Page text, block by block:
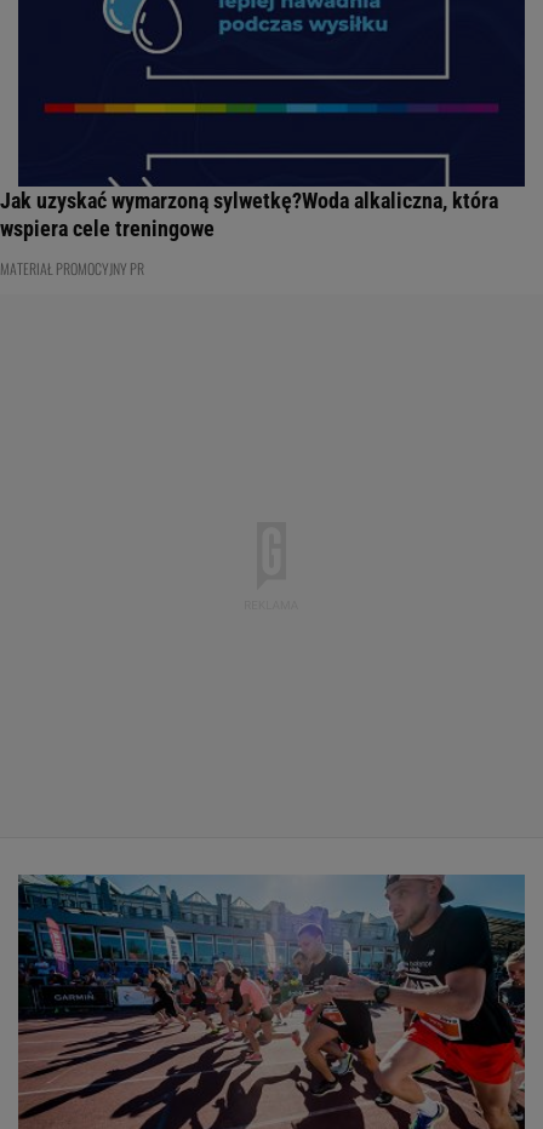
Jak uzyskać wymarzoną sylwetkę?Woda alkaliczna, która
wspiera cele treningowe
MATERIAŁ PROMOCYJNY PR